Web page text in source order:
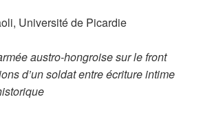
Université de Picardie
austro-hongroise sur le front
d’un soldat entre écriture intime